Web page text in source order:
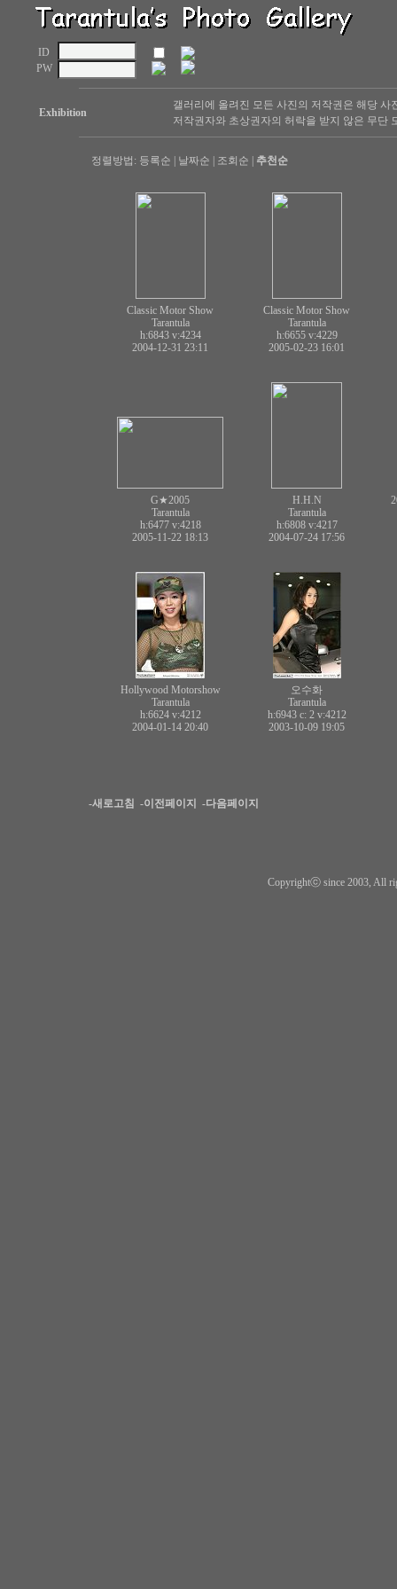
ID
PW
Exhibition
갤러리에 올려진 모든 사진의 저작권은 해당
저작권자와 초상권자의 허락을 받지 않은 무단
정렬방법: 등록순 날짜순 조회순 추천순
Classic Motor Show
Tarantula
h:6843 v:4234
2004-12-31 23:11
Classic Motor Show
Tarantula
h:6655 v:4229
2005-02-23 16:01
G★2005
Tarantula
h:6477 v:4218
2005-11-22 18:13
H.H.N
Tarantula
h:6808 v:4217
2004-07-24 17:56
Hollywood Motorshow
Tarantula
h:6624 v:4212
2004-01-14 20:40
오수화
Tarantula
h:6943 c: 2 v:4212
2003-10-09 19:05
-새로고침 -이전페이지 -다음페이지
Copyrightⓒ since 2003, All